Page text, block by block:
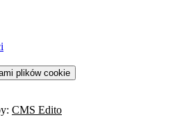
plików cookie
CMS Edito